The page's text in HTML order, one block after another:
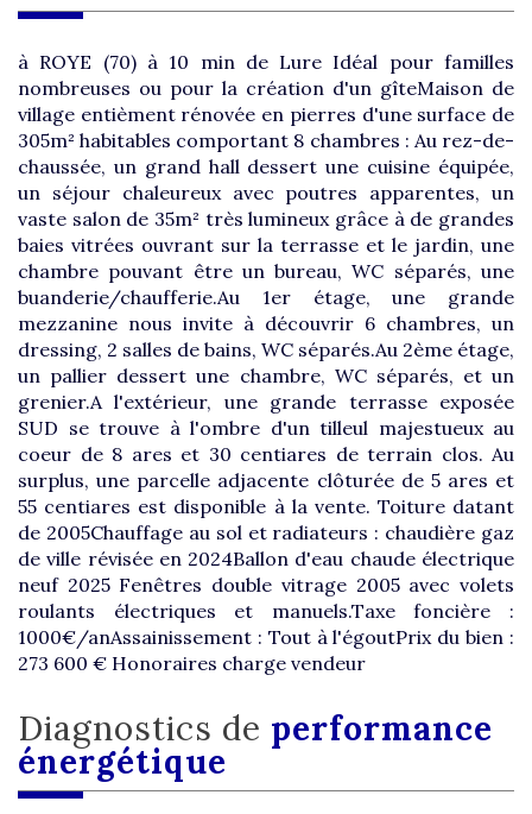
à ROYE (70) à 10 min de Lure Idéal pour familles
nombreuses ou pour la création d'un gîteMaison de
village entièment rénovée en pierres d'une surface de
305m² habitables comportant 8 chambres : Au rez-de-
chaussée, un grand hall dessert une cuisine équipée,
un séjour chaleureux avec poutres apparentes, un
vaste salon de 35m² très lumineux grâce à de grandes
baies vitrées ouvrant sur la terrasse et le jardin, une
chambre pouvant être un bureau, WC séparés, une
buanderie/chaufferie.Au 1er étage, une grande
mezzanine nous invite à découvrir 6 chambres, un
dressing, 2 salles de bains, WC séparés.Au 2ème étage,
un pallier dessert une chambre, WC séparés, et un
grenier.A l'extérieur, une grande terrasse exposée
SUD se trouve à l'ombre d'un tilleul majestueux au
coeur de 8 ares et 30 centiares de terrain clos. Au
surplus, une parcelle adjacente clôturée de 5 ares et
55 centiares est disponible à la vente. Toiture datant
de 2005Chauffage au sol et radiateurs : chaudière gaz
de ville révisée en 2024Ballon d'eau chaude électrique
neuf 2025 Fenêtres double vitrage 2005 avec volets
roulants électriques et manuels.Taxe foncière :
1000€/anAssainissement : Tout à l'égoutPrix du bien :
273 600 € Honoraires charge vendeur
diagnostics de performance
énergétique